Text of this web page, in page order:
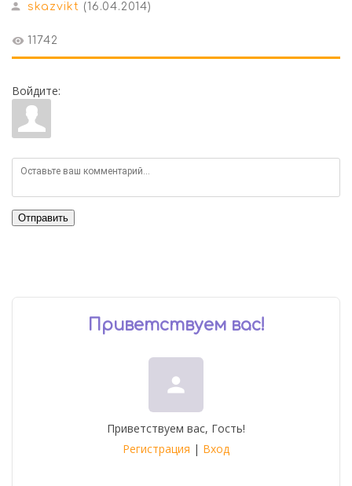
skazvikt (16.04.2014)
11742
Войдите:
Отправить
Приветствуем вас!
person
Приветствуем вас, Гость!
Регистрация | Вход